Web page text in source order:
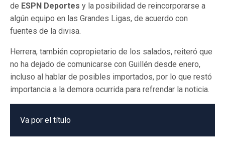
de ESPN Deportes y la posibilidad de reincorporarse a
algún equipo en las Grandes Ligas, de acuerdo con
fuentes de la divisa.
Herrera, también copropietario de los salados, reiteró que
no ha dejado de comunicarse con Guillén desde enero,
incluso al hablar de posibles importados, por lo que restó
importancia a la demora ocurrida para refrendar la noticia.
Va por el título